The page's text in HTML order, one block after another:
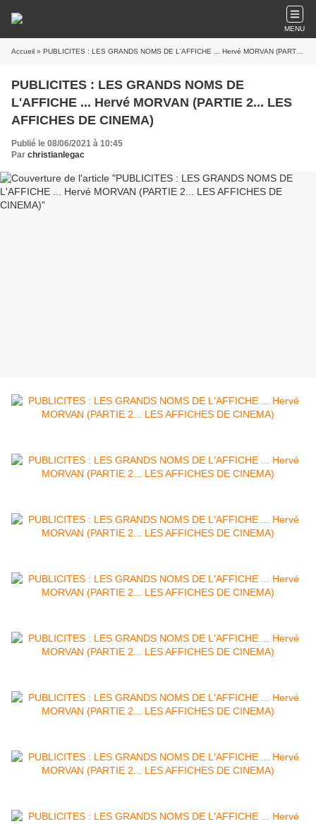
MENU
Accueil » PUBLICITES : LES GRANDS NOMS DE L'AFFICHE ... Hervé MORVAN (PARTIE 2... LES AFFICHES DE CINEMA)
PUBLICITES : LES GRANDS NOMS DE
L'AFFICHE ... Hervé MORVAN (PARTIE 2... LES
AFFICHES DE CINEMA)
Publié le 08/06/2021 à 10:45
Par christianlegac